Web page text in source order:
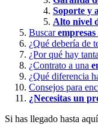
Soporte y
Alto nivel
Buscar
¿Qué debería de
¿Por qué hay
¿Contrato a una
¿Qué diferencia
Consejos para
¿Necesitas un
Si has llegado hasta